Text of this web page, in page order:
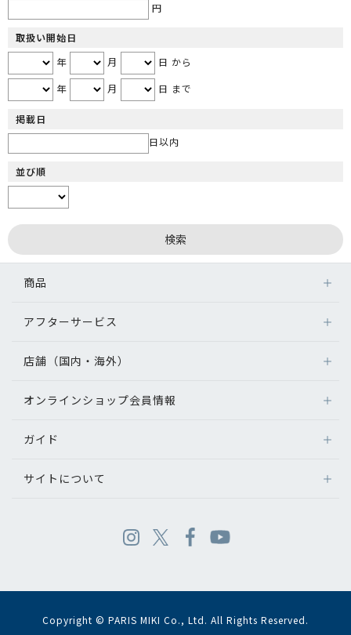
円
取扱い開始日
年
月
日 から
年
月 日 まで
掲載日
日以内
並び順
商品
アフターサービス
店舗（国内・海外）
オンラインショップ会員情報
ガイド
サイトについて
Copyright © PARIS MIKI Co., Ltd. All Rights Reserved.